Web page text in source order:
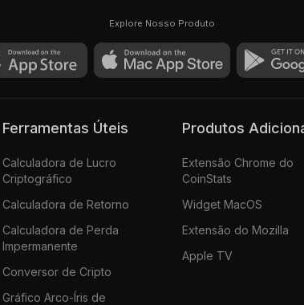
Explore Nosso Produto
Ferramentas Úteis
Calculadora de Lucro
Criptográfico
Calculadora de Retorno
Calculadora de Perda
Impermanente
Conversor de Cripto
Gráfico Arco-Íris de
Produtos
Extensão Chrome do
CoinStats
Widget MacOS
Extensão do Mozilla
Apple TV